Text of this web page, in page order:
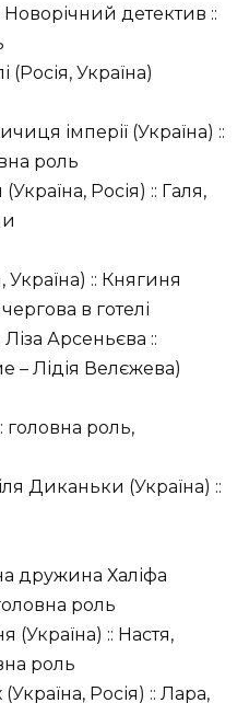
детектив ::
Україна)
імперії (Україна) ::
роль
Росія) :: Галя,
:: Княгиня
в готелі
Арсеньєва ::
– Лідія Велєжева)
головна роль,
Диканьки (Україна) ::
дружина Халіфа
роль
(Україна) :: Настя,
роль
Росія) :: Лара,